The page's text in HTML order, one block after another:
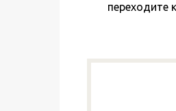
переходите